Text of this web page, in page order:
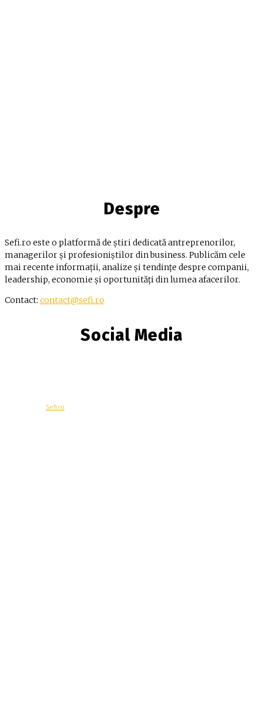
Despre
Sefi.ro este o platformă de știri dedicată antreprenorilor,
managerilor și profesioniștilor din business. Publicăm cele
mai recente informații, analize și tendințe despre companii,
leadership, economie și oportunități din lumea afacerilor.
Contact: contact@sefi.ro
Social Media
Sefi.ro